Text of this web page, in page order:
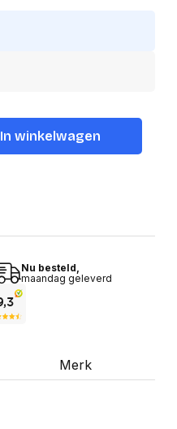
In winkelwagen
Nu besteld,
maandag geleverd
Merk